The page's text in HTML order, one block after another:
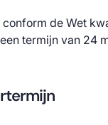
de Wet
termijn van 24